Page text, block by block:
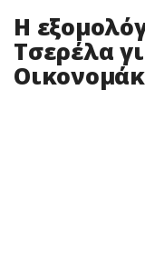
Η
Τσερέλα